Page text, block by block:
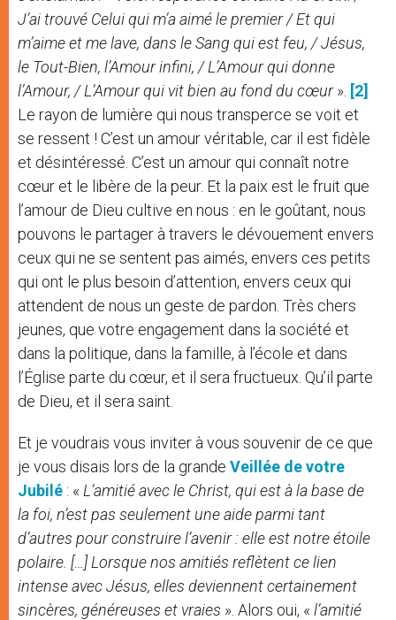
J’ai trouvé Celui qui m’a aimé le premier / Et qui
m’aime et me lave, dans le Sang qui est feu, / Jésus,
le Tout-Bien, l’Amour infini, / L’Amour qui donne
l’Amour, / L’Amour qui vit bien au fond du cœur». [2]
Le rayon de lumière qui nous transperce se voit et
se ressent ! C’est un amour véritable, car il est fidèle
et désintéressé. C’est un amour qui connaît notre
cœur et le libère de la peur. Et la paix est le fruit que
l’amour de Dieu cultive en nous : en le goûtant, nous
pouvons le partager à travers le dévouement envers
ceux qui ne se sentent pas aimés, envers ces petits
qui ont le plus besoin d’attention, envers ceux qui
attendent de nous un geste de pardon. Très chers
jeunes, que votre engagement dans la société et
dans la politique, dans la famille, à l’école et dans
l’Église parte du cœur, et il sera fructueux. Qu’il parte
de Dieu, et il sera saint.
Et je voudrais vous inviter à vous souvenir de ce que
je vous disais lors de la grande Veillée de votre
Jubilé : « L’amitié avec le Christ, qui est à la base de
la foi, n’est pas seulement une aide parmi tant
d’autres pour construire l’avenir : elle est notre étoile
polaire. […] Lorsque nos amitiés reflètent ce lien
intense avec Jésus, elles deviennent certainement
sincères, généreuses et vraies ». Alors oui, « l’amitié